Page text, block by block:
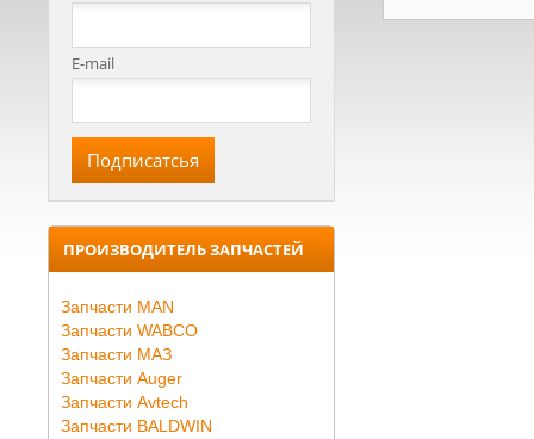
E-mail
ПРОИЗВОДИТЕЛЬ ЗАПЧАСТЕЙ
Запчасти MAN
Запчасти WABCO
Запчасти МАЗ
Запчасти Auger
Запчасти Avtech
Запчасти BALDWIN